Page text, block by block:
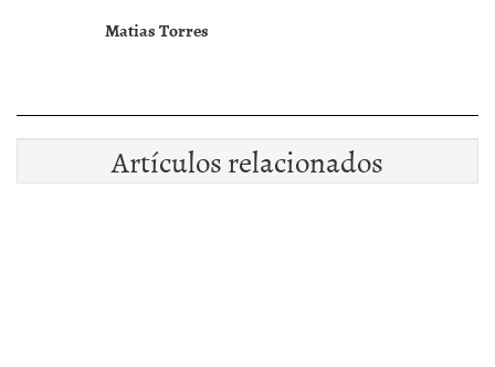
Matias Torres
Artículos relacionados